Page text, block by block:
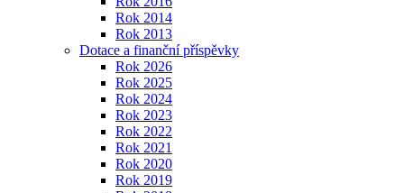
Rok 2014
Rok 2013
Dotace a finanční příspěvky
Rok 2026
Rok 2025
Rok 2024
Rok 2023
Rok 2022
Rok 2021
Rok 2020
Rok 2019